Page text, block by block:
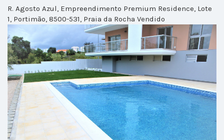
R. Agosto Azul, Empreendimento Premium Residence, Lote
1, Portimão, 8500-531, Praia da Rocha Vendido